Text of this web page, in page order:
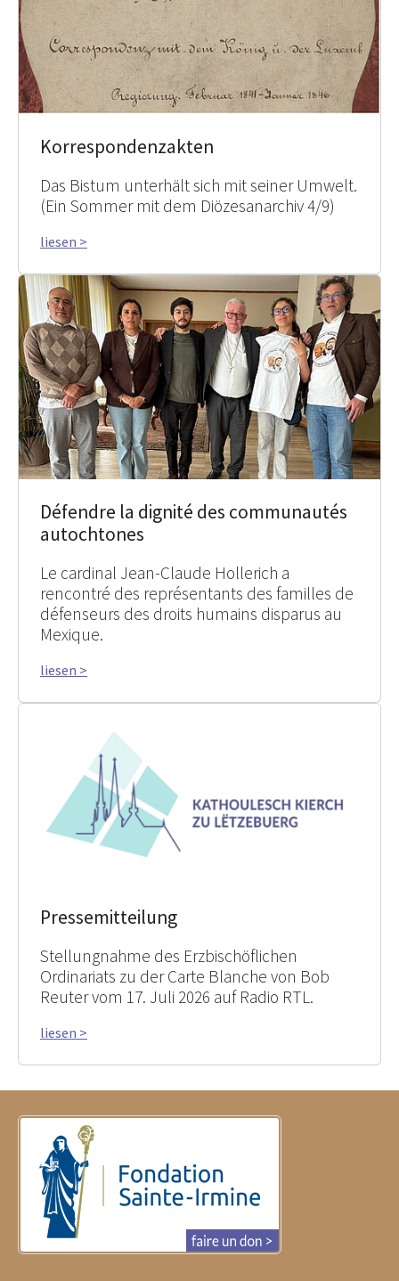
Korrespondenzakten
Das Bistum unterhält sich mit seiner Umwelt.
(Ein Sommer mit dem Diözesanarchiv 4/9)
liesen >
Défendre la dignité des communautés
autochtones
Le cardinal Jean-Claude Hollerich a
rencontré des représentants des familles de
défenseurs des droits humains disparus au
Mexique.
liesen >
Pressemitteilung
Stellungnahme des Erzbischöflichen
Ordinariats zu der Carte Blanche von Bob
Reuter vom 17. Juli 2026 auf Radio RTL.
liesen >